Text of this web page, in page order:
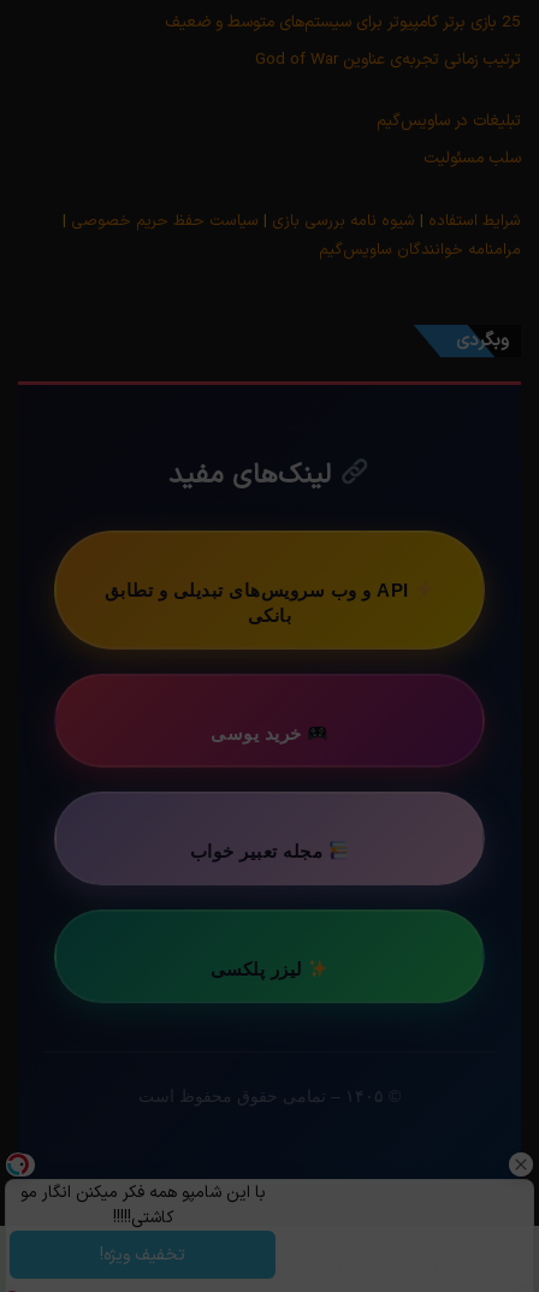
25 بازی برتر کامپیوتر برای سیستم‌های متوسط و ضعیف
ترتیب زمانی تجربه‌ی عناوین God of War
تبلیغات در ساویس‌گیم
سلب مسئولیت
شرایط استفاده | شیوه نامه بررسی بازی | سیاست حفظ حریم خصوصی |
مرامنامه خوانندگان ساویس‌گیم
وبگردی
لینک‌های مفید
API و وب سرویس‌های تبدیلی و تطابق
بانکی
خرید یوسی
مجله تعبیر خواب
لیزر پلکسی
کپی رایت ©️ 1405 - 1399 | استفاده از مطالب ساویس‌گیم با ذکر منبع و قرار
با این شامپو همه فکر میکنن انگار مو
کاشتی!!!!!
تخفیف ویژه!